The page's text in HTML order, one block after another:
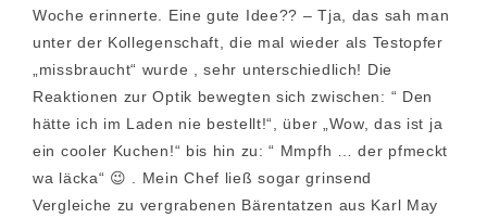
Woche erinnerte. Eine gute Idee?? – Tja, das sah man
unter der Kollegenschaft, die mal wieder als Testopfer
„missbraucht“ wurde , sehr unterschiedlich! Die
Reaktionen zur Optik bewegten sich zwischen: “ Den
hätte ich im Laden nie bestellt!“, über „Wow, das ist ja
ein cooler Kuchen!“ bis hin zu: “ Mmpfh … der pfmeckt
wa läcka“ 😉 . Mein Chef ließ sogar grinsend
Vergleiche zu vergrabenen Bärentatzen aus Karl May